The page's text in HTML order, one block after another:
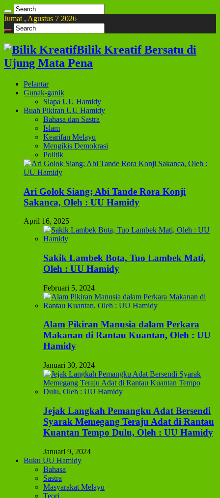
Jumat , Agustus 7 2026
Bilik Kreatif Bersatu di
Ujung Mata Pena
Pelantar
Gunak-ganik
Siapa UU Hamidy
Buah Pikiran UU Hamidy
Bahasa dan Sastra
Islam
Kearifan Melayu
Mengikis Demokrasi
Politik
Ari Golok Siang; Abi Tande Rora Konji
Sakanca, Oleh : UU Hamidy
April 16, 2025
Sakik Lambek Bota, Tuo Lambek Mati,
Oleh : UU Hamidy
Februari 5, 2024
Alam Pikiran Manusia dalam Perkara
Makanan di Rantau Kuantan, Oleh : UU
Hamidy
Januari 30, 2024
Jejak Langkah Pemangku Adat Bersendi
Syarak Memegang Teraju Adat di Rantau
Kuantan Tempo Dulu, Oleh : UU Hamidy
Januari 9, 2024
Buku UU Hamidy
Bahasa
Sastra
Masyarakat Melayu
Teori